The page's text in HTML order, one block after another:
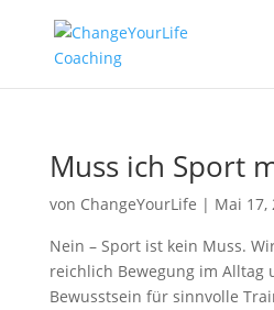
Muss ich Sport
von ChangeYourLife | Mai 17,
Nein – Sport ist kein Muss.
reichlich Bewegung im Alltag
Bewusstsein für sinnvolle